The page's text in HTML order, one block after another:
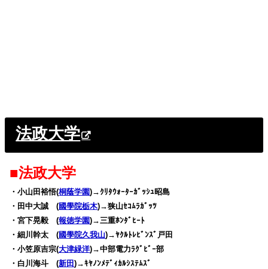
法政大学
■法政大学
・小山田裕悟(桐蔭学園)→ｸﾘﾀｳｫｰﾀｰｶﾞｯｼｭ昭島
・田中大誠 (國學院栃木)→狭山ｾｺﾑﾗｶﾞｯﾂ
・宮下晃毅 (報徳学園)→三重ﾎﾝﾀﾞﾋｰﾄ
・細川幹太 (國學院久我山)→ﾔｸﾙﾄﾚﾋﾞﾝｽﾞ戸田
・小笠原吉宗(大津緑洋)→中部電力ﾗｸﾞﾋﾞｰ部
・白川海斗 (新田)→ｷﾔﾉﾝﾒﾃﾞｨｶﾙｼｽﾃﾑｽﾞ